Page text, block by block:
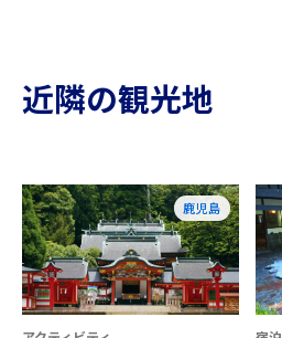
近隣の観光地
鹿児島